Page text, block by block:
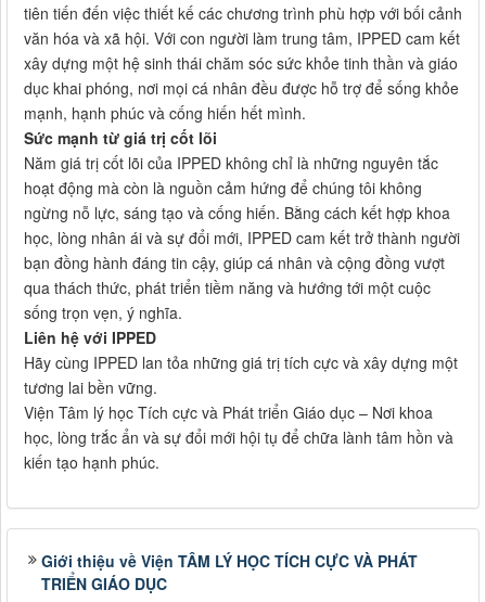
tiên tiến đến việc thiết kế các chương trình phù hợp với bối cảnh
văn hóa và xã hội. Với con người làm trung tâm, IPPED cam kết
xây dựng một hệ sinh thái chăm sóc sức khỏe tinh thần và giáo
dục khai phóng, nơi mọi cá nhân đều được hỗ trợ để sống khỏe
mạnh, hạnh phúc và cống hiến hết mình.
Sức mạnh từ giá trị cốt lõi
Năm giá trị cốt lõi của IPPED không chỉ là những nguyên tắc
hoạt động mà còn là nguồn cảm hứng để chúng tôi không
ngừng nỗ lực, sáng tạo và cống hiến. Bằng cách kết hợp khoa
học, lòng nhân ái và sự đổi mới, IPPED cam kết trở thành người
bạn đồng hành đáng tin cậy, giúp cá nhân và cộng đồng vượt
qua thách thức, phát triển tiềm năng và hướng tới một cuộc
sống trọn vẹn, ý nghĩa.
Liên hệ với IPPED
Hãy cùng IPPED lan tỏa những giá trị tích cực và xây dựng một
tương lai bền vững.
Viện Tâm lý học Tích cực và Phát triển Giáo dục – Nơi khoa
học, lòng trắc ẩn và sự đổi mới hội tụ để chữa lành tâm hồn và
kiến tạo hạnh phúc.
Giới thiệu về Viện TÂM LÝ HỌC TÍCH CỰC VÀ PHÁT
TRIỂN GIÁO DỤC